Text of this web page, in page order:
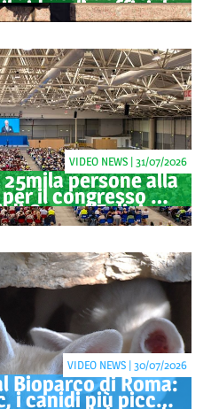
videoclip ufficiale
persone alla
il congresso dei
Geova "Felici per
sempre"
VIDEO NEWS | 31/07/2026
Bioparco di Roma:
i canidi più piccoli
VIDEO NEWS | 30/07/2026